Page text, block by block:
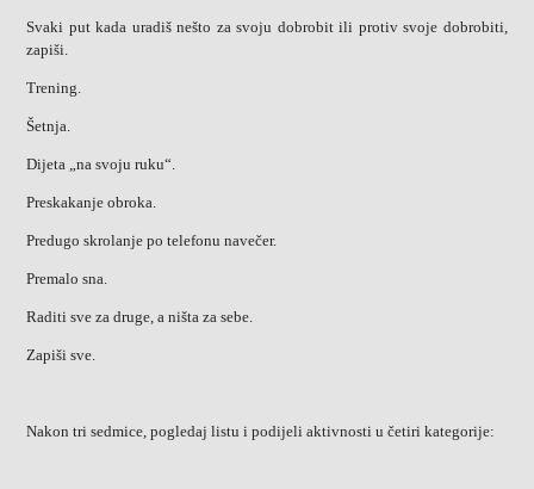
Svaki put kada uradiš nešto za svoju dobrobit ili protiv svoje dobrobiti,
zapiši.
Trening.
Šetnja.
Dijeta „na svoju ruku“.
Preskakanje obroka.
Predugo skrolanje po telefonu navečer.
Premalo sna.
Raditi sve za druge, a ništa za sebe.
Zapiši sve.
Nakon tri sedmice, pogledaj listu i podijeli aktivnosti u četiri kategorije: